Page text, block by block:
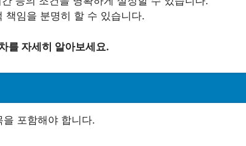
책임을 분명히 할 수 있습니다.
를 자세히 알아보세요.
포함해야 합니다.